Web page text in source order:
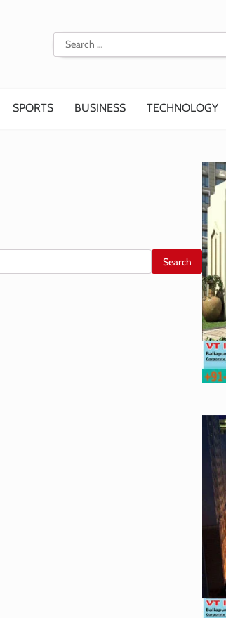
Search
for:
SPORTS BUSINESS TECHNOLOGY